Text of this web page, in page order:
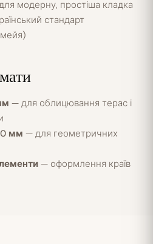
модерну, простіша кладка
стандарт
— для облицювання терас і
мм — для геометричних
— оформлення країв